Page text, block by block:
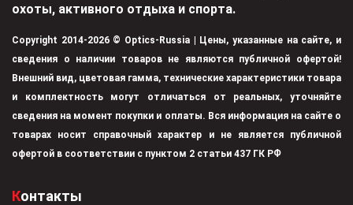
охоты, активного отдыха и спорта.
Copyright 2014-2026 © Optics-Russia | Цены, указанные на сайте, и
сведения о наличии товаров не являются публичной офертой!
Внешний вид, цветовая гамма, технические характеристики товара
и комплектность могут отличаться от реальных, уточняйте
сведения на момент покупки и оплаты. Вся информация на сайте о
товарах носит справочный характер и не является публичной
офертой в соответствии с пунктом 2 статьи 437 ГК РФ
Контакты